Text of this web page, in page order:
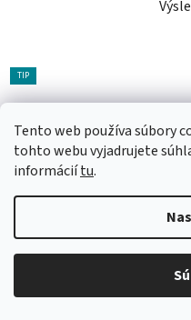
Tento web používa súbory
tohto webu vyjadrujete
informáciítu.
TIP